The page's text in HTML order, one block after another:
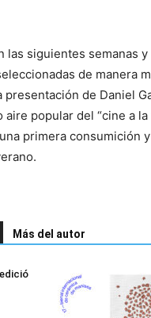
las siguientes semanas
de manera
de Daniel
aire popular del “cine a
primera consumición
Más del autor